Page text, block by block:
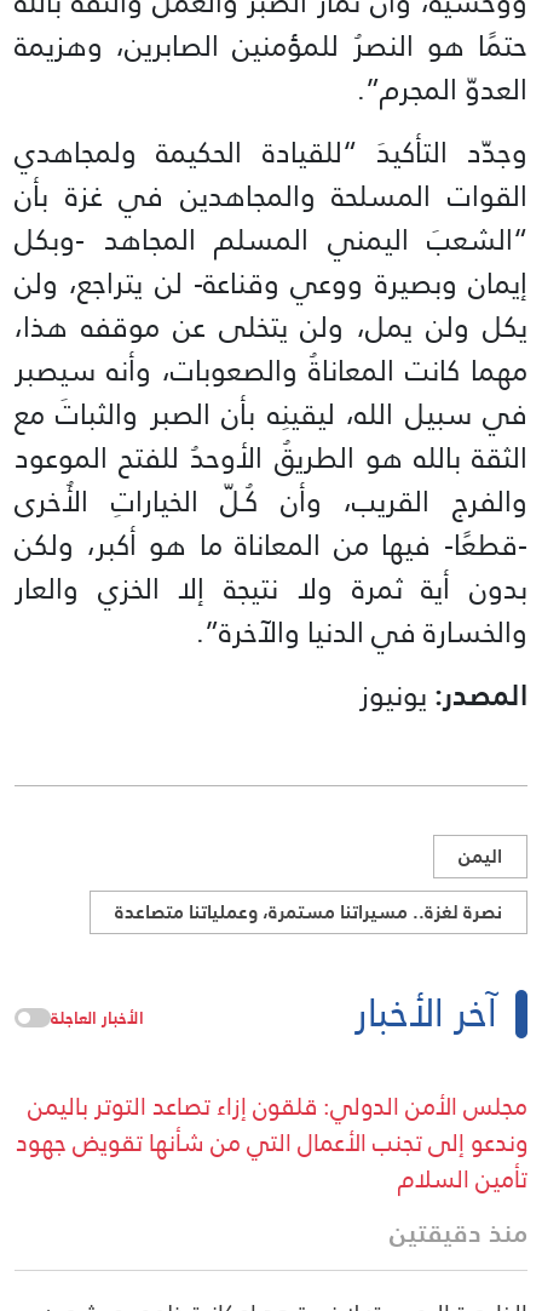
حتمًا هو النصرُ للمؤمنين الصابرين، وهزيمة
العدوّ المجرم”.
وجدّد التأكيدَ “للقيادة الحكيمة ولمجاهدي
القوات المسلحة والمجاهدين في غزة بأن
“الشعبَ اليمني المسلم المجاهد -وبكل
إيمان وبصيرة ووعي وقناعة- لن يتراجع، ولن
يكل ولن يمل، ولن يتخلى عن موقفه هذا،
مهما كانت المعاناةُ والصعوبات، وأنه سيصبر
في سبيل الله، ليقينِه بأن الصبر والثباتَ مع
الثقة بالله هو الطريقُ الأوحدُ للفتح الموعود
والفرج القريب، وأن كُـلّ الخياراتِ الأُخرى
-قطعًا- فيها من المعاناة ما هو أكبر، ولكن
بدون أية ثمرة ولا نتيجة إلا الخزي والعار
والخسارة في الدنيا والآخرة”.
المصدر:يونيوز
اليمن
نصرة لغزة.. مسيراتنا مستمرة، وعملياتنا متصاعدة
آخر الأخبار الأخبار العاجلة
مجلس الأمن الدولي: قلقون إزاء تصاعد التوتر باليمن
وندعو إلى تجنب الأعمال التي من شأنها تقويض جهود
تأمين السلام
منذ دقيقتين